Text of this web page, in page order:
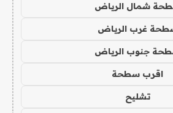
شمال الرياض
غرب الرياض
جنوب الرياض
اقرب سطحة
تشليح